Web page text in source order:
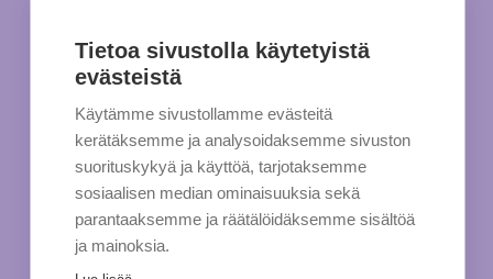
Tietoa sivustolla käytetyistä
evästeistä
Käytämme sivustollamme evästeitä
kerätäksemme ja analysoidaksemme sivuston
suorituskykyä ja käyttöä, tarjotaksemme
sosiaalisen median ominaisuuksia sekä
parantaaksemme ja räätälöidäksemme sisältöä
ja mainoksia.